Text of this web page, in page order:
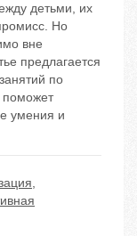
детьми, их
Но
вне
предлагается
по
поможет
умения и
,